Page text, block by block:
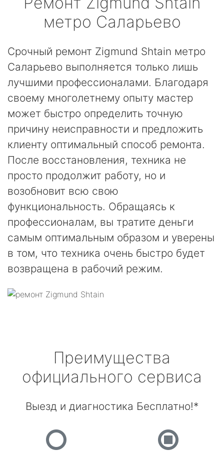
метро Саларьево
Срочный ремонт Zigmund Shtain метро
Саларьево выполняется только лишь
лучшими профессионалами. Благодаря
своему многолетнему опыту мастер
может быстро определить точную
причину неисправности и предложить
клиенту оптимальный способ ремонта.
После восстановления, техника не
просто продолжит работу, но и
возобновит всю свою
функциональность. Обращаясь к
профессионалам, вы тратите деньги
самым оптимальным образом и уверены
в том, что техника очень быстро будет
возвращена в рабочий режим.
Преимущества
официального сервиса
Выезд и диагностика Бесплатно!*